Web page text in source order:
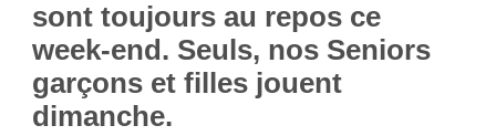
sont toujours au repos ce
week-end. Seuls, nos Seniors
garçons et filles jouent
dimanche.